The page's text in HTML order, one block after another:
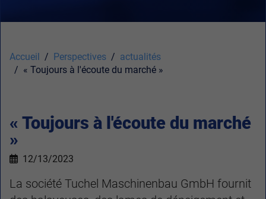
Accueil Perspectives
actualités
« Toujours à l'écoute du marché »
« Toujours à l'écoute du marché
»
12/13/2023
La société Tuchel Maschinenbau GmbH fournit